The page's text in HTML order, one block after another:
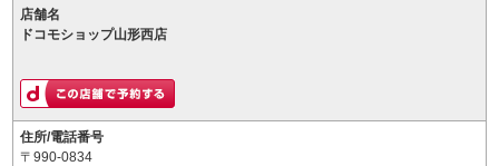
店舗名
ドコモショップ山形西店
住所/電話番号
〒990-0834